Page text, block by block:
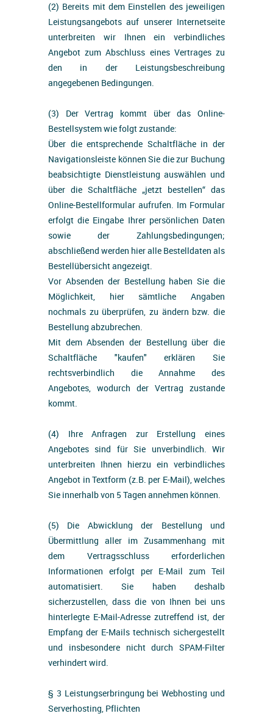
(2) Bereits mit dem Einstellen des jeweiligen
Leistungsangebots auf unserer Internetseite
unterbreiten wir Ihnen ein verbindliches
Angebot zum Abschluss eines Vertrages zu
den in der Leistungsbeschreibung
angegebenen Bedingungen.
(3) Der Vertrag kommt über das Online-
Bestellsystem wie folgt zustande:
Über die entsprechende Schaltfläche in der
Navigationsleiste können Sie die zur Buchung
beabsichtigte Dienstleistung auswählen und
über die Schaltfläche „jetzt bestellen“ das
Online-Bestellformular aufrufen. Im Formular
erfolgt die Eingabe Ihrer persönlichen Daten
sowie der Zahlungsbedingungen;
abschließend werden hier alle Bestelldaten als
Bestellübersicht angezeigt.
Vor Absenden der Bestellung haben Sie die
Möglichkeit, hier sämtliche Angaben
nochmals zu überprüfen, zu ändern bzw. die
Bestellung abzubrechen.
Mit dem Absenden der Bestellung über die
Schaltfläche "kaufen" erklären Sie
rechtsverbindlich die Annahme des
Angebotes, wodurch der Vertrag zustande
kommt.
(4) Ihre Anfragen zur Erstellung eines
Angebotes sind für Sie unverbindlich. Wir
unterbreiten Ihnen hierzu ein verbindliches
Angebot in Textform (z.B. per E-Mail), welches
Sie innerhalb von 5 Tagen annehmen können.
(5) Die Abwicklung der Bestellung und
Übermittlung aller im Zusammenhang mit
dem Vertragsschluss erforderlichen
Informationen erfolgt per E-Mail zum Teil
automatisiert. Sie haben deshalb
sicherzustellen, dass die von Ihnen bei uns
hinterlegte E-Mail-Adresse zutreffend ist, der
Empfang der E-Mails technisch sichergestellt
und insbesondere nicht durch SPAM-Filter
verhindert wird.
§ 3 Leistungserbringung bei Webhosting und
Serverhosting, Pflichten